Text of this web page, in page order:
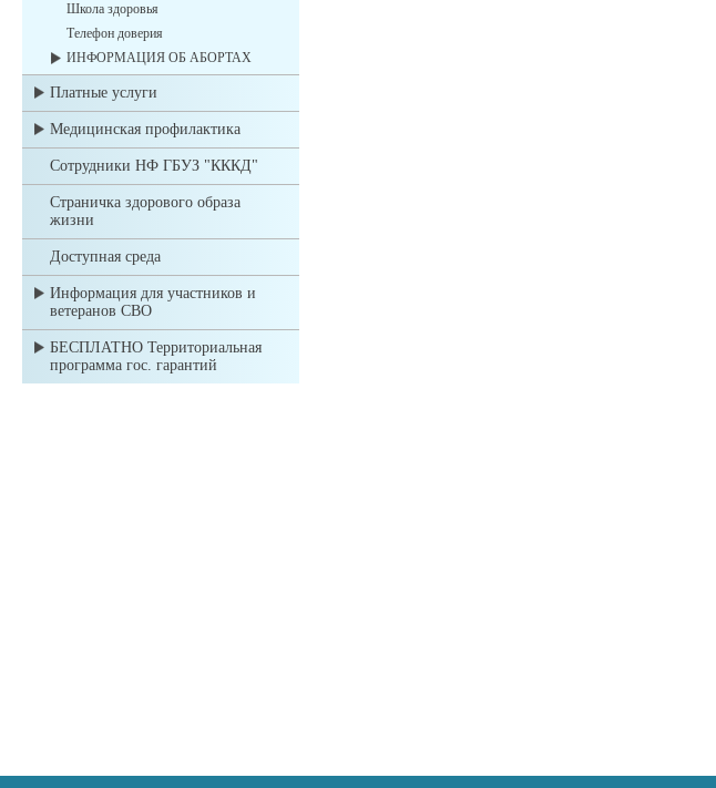
Школа здоровья
Телефон доверия
ИНФОРМАЦИЯ ОБ АБОРТАХ
Платные услуги
Медицинская профилактика
Сотрудники НФ ГБУЗ "КККД"
Страничка здорового образа
жизни
Доступная среда
Информация для участников и
ветеранов СВО
БЕСПЛАТНО Территориальная
программа гос. гарантий